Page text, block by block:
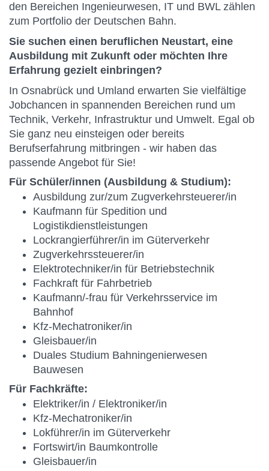
den Bereichen Ingenieurwesen, IT und BWL zählen
zum Portfolio der Deutschen Bahn.
Sie suchen einen beruflichen Neustart, eine
Ausbildung mit Zukunft oder möchten Ihre
Erfahrung gezielt einbringen?
In Osnabrück und Umland erwarten Sie vielfältige
Jobchancen in spannenden Bereichen rund um
Technik, Verkehr, Infrastruktur und Umwelt. Egal ob
Sie ganz neu einsteigen oder bereits
Berufserfahrung mitbringen - wir haben das
passende Angebot für Sie!
Für Schüler/innen (Ausbildung & Studium):
Ausbildung zur/zum Zugverkehrsteuerer/in
Kaufmann für Spedition und
Logistikdienstleistungen
Lockrangierführer/in im Güterverkehr
Zugverkehrssteuerer/in
Elektrotechniker/in für Betriebstechnik
Fachkraft für Fahrbetrieb
Kaufmann/-frau für Verkehrsservice im
Bahnhof
Kfz-Mechatroniker/in
Gleisbauer/in
Duales Studium Bahningenierwesen
Bauwesen
Für Fachkräfte:
Elektriker/in / Elektroniker/in
Kfz-Mechatroniker/in
Lokführer/in im Güterverkehr
Fortswirt/in Baumkontrolle
Gleisbauer/in